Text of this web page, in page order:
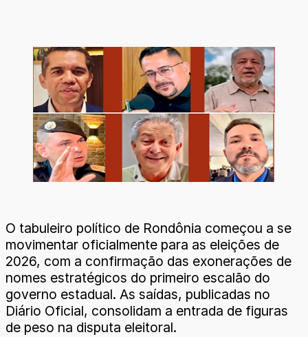
O tabuleiro político de Rondônia começou a se
movimentar oficialmente para as eleições de
2026, com a confirmação das exonerações de
nomes estratégicos do primeiro escalão do
governo estadual. As saídas, publicadas no
Diário Oficial, consolidam a entrada de figuras
de peso na disputa eleitoral.